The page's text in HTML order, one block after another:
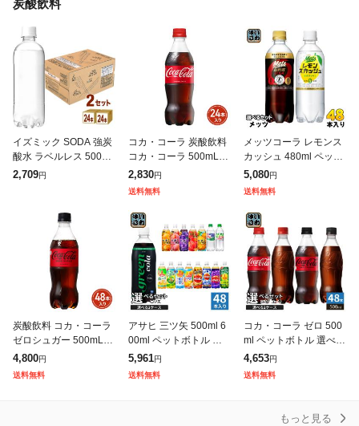
炭酸飲料
イズミック SODA 強炭
酸水 ラベルレス 500ml
合計48本 24本入×2ケ
2,709円
コカ・コーラ 炭酸飲料
コカ・コーラ 500mL×2
4本(24本×1ケース) 260
5jccc
2,830円
送料無料
メッツコーラ レモンス
カッシュ 480ml ペット
ボトル 選べる 48本 (24
本×2) キリン 特定保健
用食品 炭酸飲料 強炭
5,080円
送料無料
炭酸飲料 コカ・コーラ
ゼロシュガー 500mL×4
8本(24本×2ケース) 260
5jccc
4,800円
送料無料
アサヒ 三ツ矢 500ml 6
00ml ペットボトル 選
べる 48本 (24本×2 まと
め買い) よりどり 熱中
5,961円
送料無料
コカ・コーラ ゼロ 500
ml ペットボトル 選べる
48本 (24本×2 まとめ買
い) よりどり 炭酸飲料
4,653円
送料無料
もっと見る